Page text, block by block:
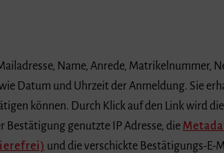
Name, Anrede, Matrikelnummer,
Datum und Uhrzeit der Anmeldung. Sie
können. Durch Klick auf den Link wird
genutzte IP Adresse, die
und die verschickte Bestätigungs-E-